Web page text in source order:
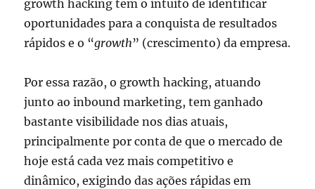
growth hacking tem o intuito de identificar
oportunidades para a conquista de resultados
rápidos e o “growth” (crescimento) da empresa.
Por essa razão, o growth hacking, atuando
junto ao inbound marketing, tem ganhado
bastante visibilidade nos dias atuais,
principalmente por conta de que o mercado de
hoje está cada vez mais competitivo e
dinâmico, exigindo das ações rápidas em